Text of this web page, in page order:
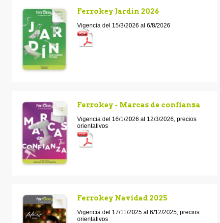
Ferrokey Jardin 2026
Vigencia del 15/3/2026 al 6/8/2026
Ferrokey - Marcas de confianza
Vigencia del 16/1/2026 al 12/3/2026, precios
orientativos
Ferrokey Navidad 2025
Vigencia del 17/11/2025 al 6/12/2025, precios
orientativos